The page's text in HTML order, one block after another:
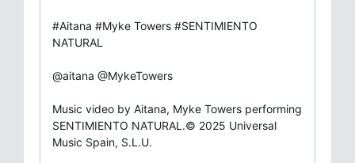
#Aitana #Myke Towers #SENTIMIENTO
NATURAL
@aitana @MykeTowers
Music video by Aitana, Myke Towers performing
SENTIMIENTO NATURAL.© 2025 Universal
Music Spain, S.L.U.